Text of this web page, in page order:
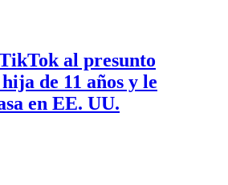
al presunto
de 11 años y le
en EE. UU.